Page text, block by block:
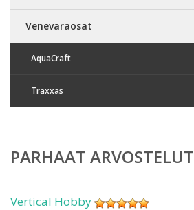
Venevaraosat
AquaCraft
Traxxas
PARHAAT ARVOSTELUT
Vertical Hobby